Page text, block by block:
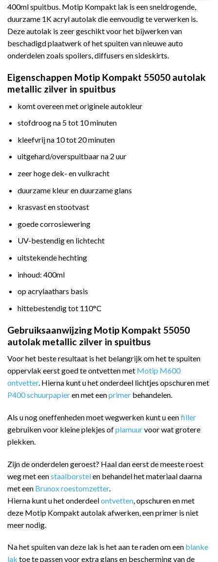
400ml spuitbus. Motip Kompakt lak is een sneldrogende,
duurzame 1K acryl autolak die eenvoudig te verwerken is.
Deze autolak is zeer geschikt voor het bijwerken van
beschadigd plaatwerk of het spuiten van nieuwe auto
onderdelen zoals spoilers, diffusers en sideskirts.
Eigenschappen Motip Kompakt 55050 autolak
metallic zilver in spuitbus
komt overeen met originele autokleur
stofdroog na 5 tot 10 minuten
kleefvrij na 10 tot 20 minuten
uitgehard/overspuitbaar na 2 uur
zeer hoge dek- en vulkracht
duurzame kleur en duurzame glans
krasvast en stootvast
goede corrosiewering
UV-bestendig en lichtecht
uitstekende hechting
inhoud: 400ml
op acrylaathars basis
hittebestendig tot 110°C
Gebruiksaanwijzing Motip Kompakt 55050
autolak metallic zilver in spuitbus
Voor het beste resultaat is het belangrijk om het te spuiten
oppervlak eerst goed te ontvetten met Motip M600
ontvetter. Hierna kunt u het onderdeel lichtjes opschuren met
P400 schuurpapieren met eenprimer behandelen.
Als u nog oneffenheden moet wegwerken kunt u eenfiller
gebruiken voor kleine plekjes ofplamuurvoor wat grotere
plekken.
Zijn de onderdelen geroest? Haal dan eerst de meeste roest
weg met eenstaalborstelen behandel het materiaal daarna
met een Brunox roestomzetter.
Hierna kunt u het onderdeelontvetten , opschuren en met
deze Motip Kompakt autolak afwerken, een primer is niet
meer nodig.
Na het spuiten van deze lak is het aan te raden om een blanke
lak toe te passen voor extra glans en bescherming van de